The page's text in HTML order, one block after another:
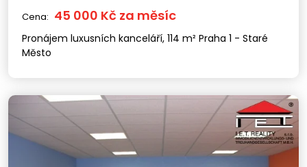
Cena: 45 000 Kč za měsíc
Pronájem luxusních kanceláří, 114 m² Praha 1 - Staré
Město